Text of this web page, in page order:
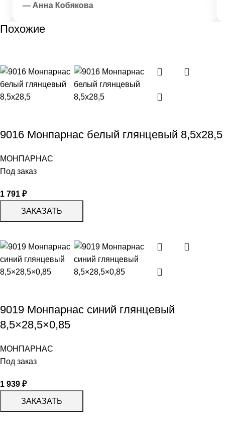
— Анна Кобякова
Похожие
9016 Монпарнас белый глянцевый 8,5х28,5
МОНПАРНАС
Под заказ
1 791 ₽
ЗАКАЗАТЬ
9019 Монпарнас синий глянцевый
8,5×28,5×0,85
МОНПАРНАС
Под заказ
1 939 ₽
ЗАКАЗАТЬ